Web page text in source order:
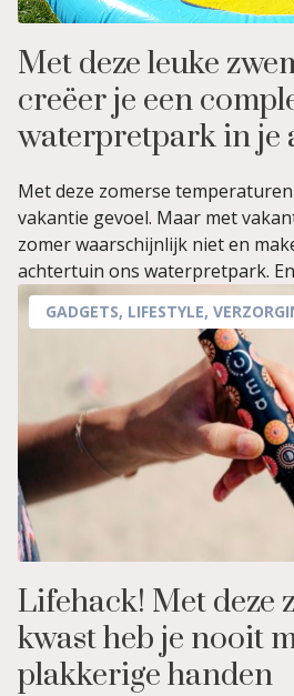
Met deze leuke
creëer je een
waterpretpark in je
Met deze zomerse
vakantie gevoel. Maar met
zomer waarschijnlijk niet en
achtertuin ons waterpretpark. En
GADGETS, LIFESTYLE,
Lifehack! Met deze
kwast heb je nooit
plakkerige handen